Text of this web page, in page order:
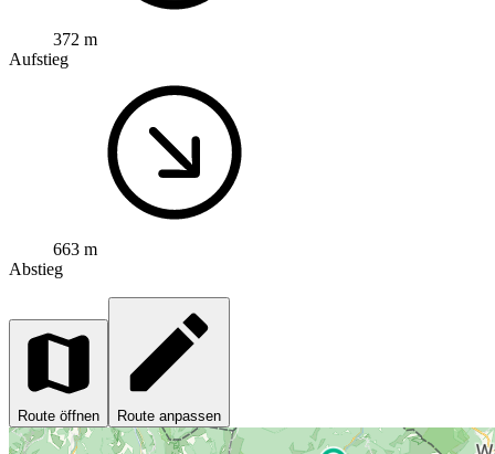
372 m
Aufstieg
663 m
Abstieg
Route öffnen Route anpassen